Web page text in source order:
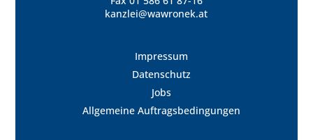
kanzlei@wawronek.at
Impressum
Datenschutz
Jobs
Allgemeine Auftragsbedingungen